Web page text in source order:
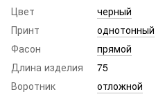
Цвет
черный
Принт
однотонный
Фасон
прямой
Длина изделия
75
Воротник
отложной